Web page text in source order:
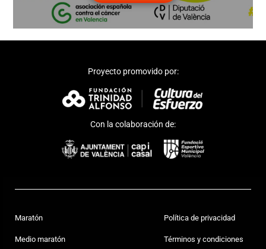
Proyecto promovido por:
Con la colaboración de:
Maratón
Medio maratón
Política de privacidad
Términos y condiciones